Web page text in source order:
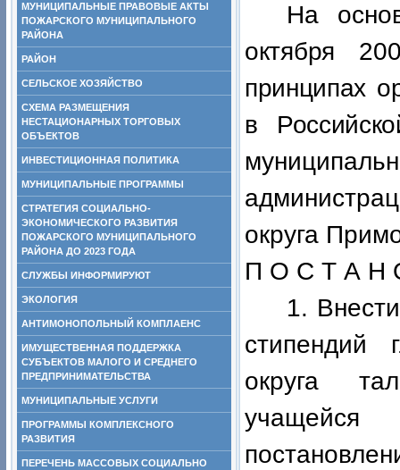
МУНИЦИПАЛЬНЫЕ ПРАВОВЫЕ АКТЫ
ПОЖАРСКОГО МУНИЦИПАЛЬНОГО
РАЙОНА
РАЙОН
СЕЛЬСКОЕ ХОЗЯЙСТВО
СХЕМА РАЗМЕЩЕНИЯ
НЕСТАЦИОНАРНЫХ ТОРГОВЫХ
ОБЪЕКТОВ
ИНВЕСТИЦИОННАЯ ПОЛИТИКА
МУНИЦИПАЛЬНЫЕ ПРОГРАММЫ
СТРАТЕГИЯ СОЦИАЛЬНО-
ЭКОНОМИЧЕСКОГО РАЗВИТИЯ
ПОЖАРСКОГО МУНИЦИПАЛЬНОГО
РАЙОНА ДО 2023 ГОДА
СЛУЖБЫ ИНФОРМИРУЮТ
ЭКОЛОГИЯ
АНТИМОНОПОЛЬНЫЙ КОМПЛАЕНС
ИМУЩЕСТВЕННАЯ ПОДДЕРЖКА
СУБЪЕКТОВ МАЛОГО И СРЕДНЕГО
ПРЕДПРИНИМАТЕЛЬСТВА
МУНИЦИПАЛЬНЫЕ УСЛУГИ
ПРОГРАММЫ КОМПЛЕКСНОГО
РАЗВИТИЯ
ПЕРЕЧЕНЬ МАССОВЫХ СОЦИАЛЬНО
На
октября
принципах
в
округа
П О С Т А Н
1.
стипендий
округа